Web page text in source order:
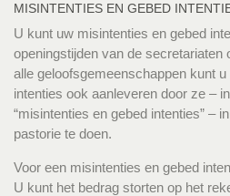
MISINTENTIES EN GEBED
U kunt uw misintenties en gebed
openingstijden van de secretariaten
alle geloofsgemeenschappen kunt
intenties ook aanleveren door ze –
“misintenties en gebed intenties” –
pastorie te doen.
Voor een misintenties en gebed
U kunt het bedrag storten op het